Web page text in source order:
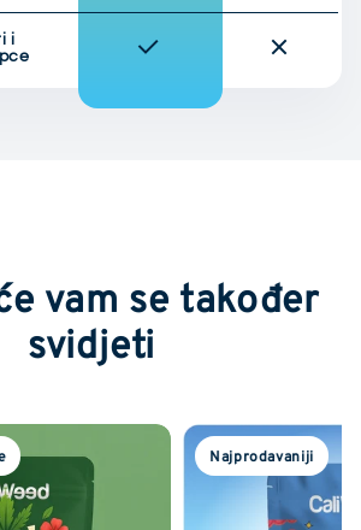
i
vam se također
svidjeti
Najprodavaniji